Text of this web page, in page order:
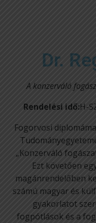
Dr.
A konzerváló
Rendelési idő:H-
Fogorvosi
„Konzerváló
Ezt követően
magánrendelőben
számú magyar és
gyakorlatot
fogpótlások és a